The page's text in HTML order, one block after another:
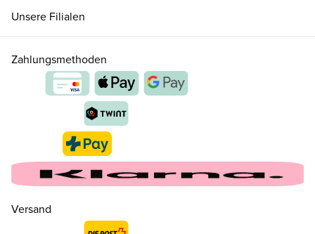
Unsere Filialen
Zahlungsmethoden
Versand